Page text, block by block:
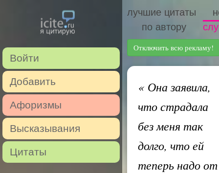
Войти
Добавить
Афоризмы
Высказывания
Цитаты
лучшие цитаты
по автору
Отключить всю рекламу!
«Она заявила,
что страдала
без меня так
долго, что ей
теперь надо от